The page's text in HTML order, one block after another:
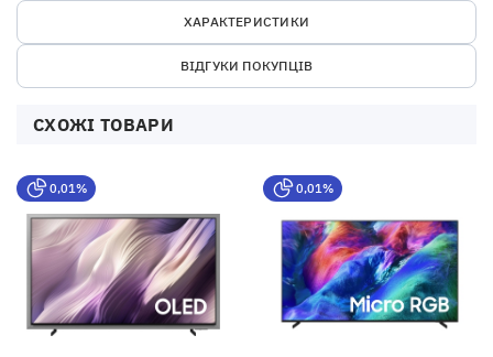
ХАРАКТЕРИСТИКИ
ВІДГУКИ ПОКУПЦІВ
СХОЖІ ТОВАРИ
0,01% 0,01%